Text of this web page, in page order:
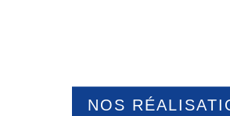
NOS